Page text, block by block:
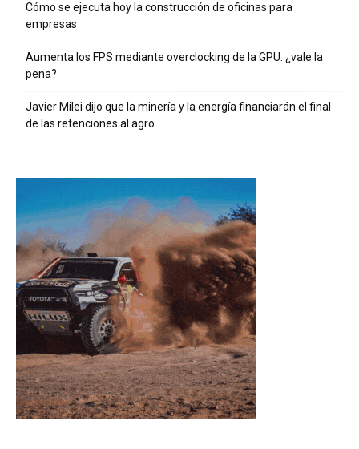
Cómo se ejecuta hoy la construcción de oficinas para
empresas
Aumenta los FPS mediante overclocking de la GPU: ¿vale la
pena?
Javier Milei dijo que la minería y la energía financiarán el final
de las retenciones al agro